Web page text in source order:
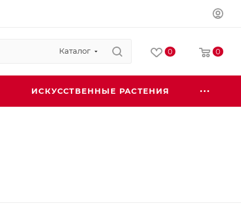
Каталог 0 0
ИСКУССТВЕННЫЕ РАСТЕНИЯ